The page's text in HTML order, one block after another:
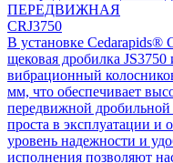
ПЕРЕДВИЖНАЯ
CRJ3750
В установке Cedarapids®
щековая дробилка
вибрационный
мм, что обеспечивает
передвижной дробильной
проста в эксплуатации и
уровень надежности и
исполнения позволяют